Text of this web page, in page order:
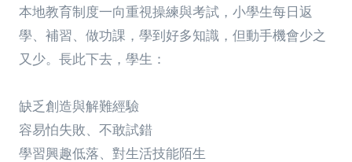
本地教育制度一向重視操練與考試，小學生每日返
學、補習、做功課，學到好多知識，但動手機會少之
又少。長此下去，學生：
缺乏創造與解難經驗
容易怕失敗、不敢試錯
學習興趣低落、對生活技能陌生